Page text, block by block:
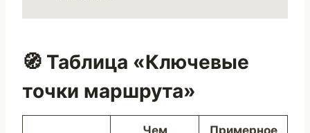
🧭 Таблица «Ключевые
точки маршрута»
Чем
Примерное